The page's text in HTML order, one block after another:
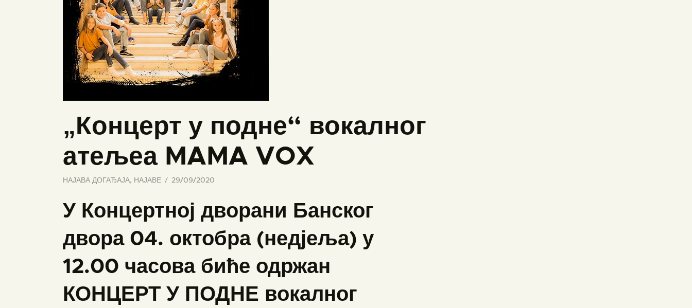
„Концерт у подне“ вокалног
атељеа MAMA VOX
НАЈАВА ДОГАЂАЈА, НАЈАВЕ 29/09/2020
У Концертној дворани Банског
двора 04. октобра (недјеља) у
12.00 часова биће одржан
КОНЦЕРТ У ПОДНЕ вокалног